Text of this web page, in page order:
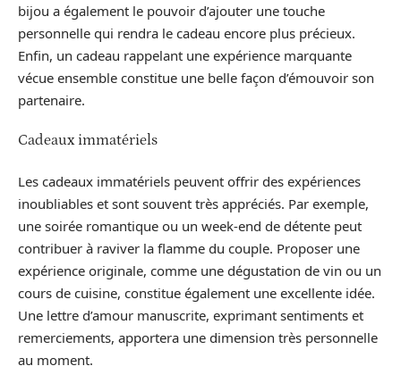
bijou a également le pouvoir d’ajouter une touche
personnelle qui rendra le cadeau encore plus précieux.
Enfin, un cadeau rappelant une expérience marquante
vécue ensemble constitue une belle façon d’émouvoir son
partenaire.
Cadeaux immatériels
Les cadeaux immatériels peuvent offrir des expériences
inoubliables et sont souvent très appréciés. Par exemple,
une soirée romantique ou un week-end de détente peut
contribuer à raviver la flamme du couple. Proposer une
expérience originale, comme une dégustation de vin ou un
cours de cuisine, constitue également une excellente idée.
Une lettre d’amour manuscrite, exprimant sentiments et
remerciements, apportera une dimension très personnelle
au moment.